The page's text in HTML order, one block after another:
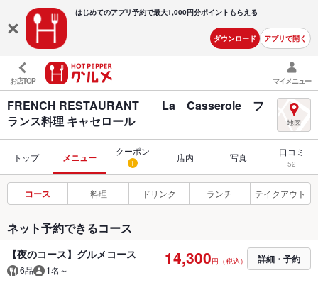
はじめてのアプリ予約で最大1,000円分ポイントもらえる
ダウンロード アプリで開く
お店TOP マイメニュー
FRENCH RESTAURANT La Casserole フ
ランス料理 キャセロール
トップ メニュー
クーポン
1 店内 写真 口コミ
52
コース 料理 ドリンク ランチ テイクアウト
ネット予約できるコース
【夜のコース】グルメコース
6品 1名～
14,300円（税込） 詳細・予約